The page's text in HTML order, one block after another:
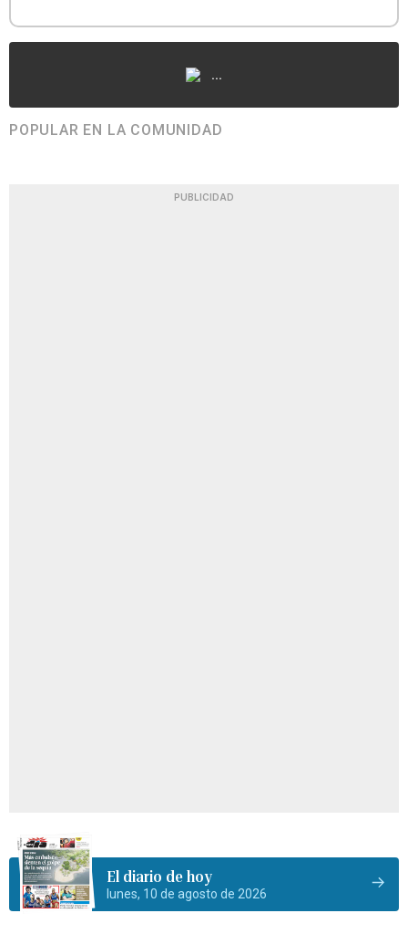
...
POPULAR EN LA COMUNIDAD
PUBLICIDAD
El diario de hoy
lunes, 10 de agosto de 2026